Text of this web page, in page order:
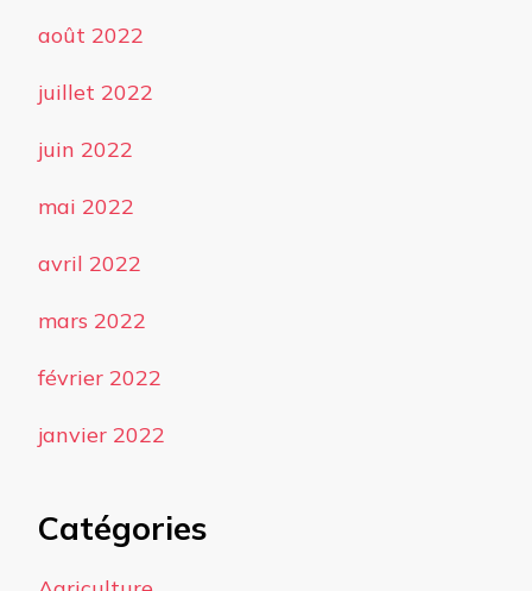
août 2022
juillet 2022
juin 2022
mai 2022
avril 2022
mars 2022
février 2022
janvier 2022
Catégories